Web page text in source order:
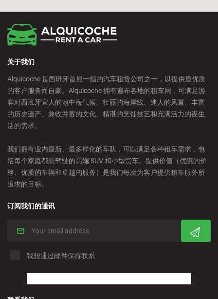
Calpe - Downtown
Castelldefels - City
Castellon - Train Station
Castro Urdiales - City
Ciudad Real - Downtown
Cordoba - Downtown
Corralejo - Fuerteventura
关于我们
Alquicoche 是西班牙首屈一指的汽车租赁公司之一，以提供最优质
的客户服务而自豪。Alquicoche 拥有遍布各地的租车网，可满足游
客对西班牙宜人的地中海气候、壮丽的海岸线、迷人的风景、丰富
的历史遗产、兼收并蓄的文化、精湛的烹饪技艺和充满活力的夜生
活的需求。
我们拥有业内最新、最多样化的车队，可以满足各种租车需求，包
括每个家庭都想驾驶的高端 SUV 和小型货车。提供价值（优惠的价
格、优质的车辆和卓越的服务）是我们每次为客户提供租车服务所
追求的目标。
订阅我们的通讯
我想通过邮件保持联系